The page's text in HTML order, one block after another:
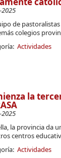
de
colegios
Actividades
la
la provincia da
centros
Actividades